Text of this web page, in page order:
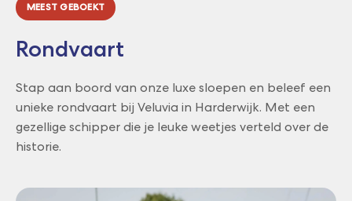
Rondvaarten
Alle rondvaarten
Dinervaarten
Rondvaart samenstellen
Arrangementen
Groepsuitjes
Bedrijfsuitje
Iets te vieren
Over Veluvia
MEEST GEBOEKT
Rondvaart
Stap aan boord van onze luxe sloepen en beleef een
unieke rondvaart bij Veluvia in Harderwijk. Met een
gezellige schipper die je leuke weetjes verteld over de
historie.